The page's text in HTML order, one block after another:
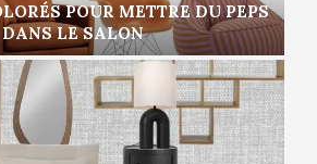
POUR METTRE DU PEPS
DANS LE SALON